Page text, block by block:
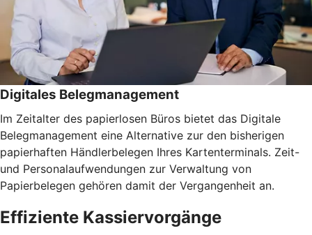
Digitales Belegmanagement
Im Zeitalter des papierlosen Büros bietet das Digitale
Belegmanagement eine Alternative zur den bisherigen
papierhaften Händlerbelegen Ihres Kartenterminals. Zeit-
und Personalaufwendungen zur Verwaltung von
Papierbelegen gehören damit der Vergangenheit an.
Effiziente Kassiervorgänge